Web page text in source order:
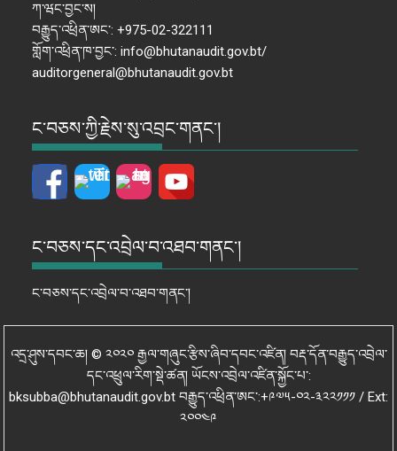
ཀ་ཝང་བྱང་ས།
བརྒྱུད་འཕྲིན་ཨང་: +975-02-322111
གློག་འཕྲིན་ཁ་བྱང་: info@bhutanaudit.gov.bt/
auditorgeneral@bhutanaudit.gov.bt
ང་བཅས་ཀྱི་རྗེས་སུ་འབྲང་གནང་།
ང་བཅས་དང་འབྲེལ་བ་འཐབ་གནང་།
ང་བཅས་དང་འབྲེལ་བ་འཐབ་གནང་།
འདྲ་ཤུས་དབང་ཆ། © ༢༠༢༠ རྒྱལ་གཞུང་རྩིས་ཞིབ་དབང་འཛིན། བརྡ་དོན་བརྒྱུད་འབྲེལ་
དང་འཕྲུལ་རིག་སྡེ་ཚན། ཡོངས་འབྲེལ་འཛིན་སྐྱོང་པ་:
bksubba@bhutanaudit.gov.bt བརྒྱུད་འཕྲིན་ཨང་:+༩༧༥-༠༢-༣༢༢༡༡༡ / Ext:
༢༠༠༤༩